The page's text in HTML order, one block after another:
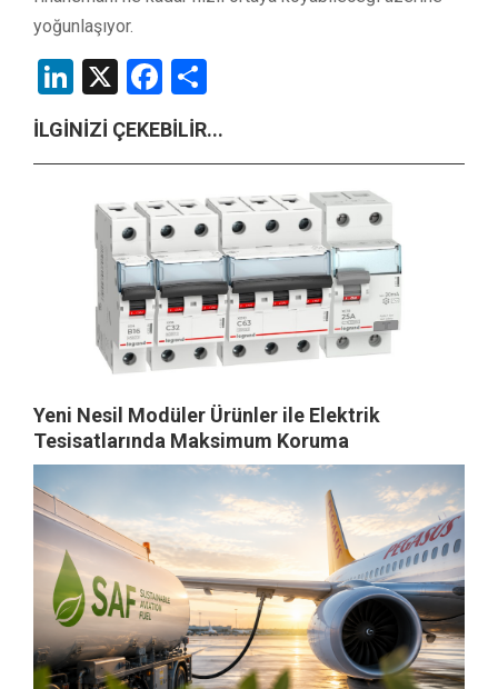
yoğunlaşıyor.
LinkedIn
X Facebook
İLGİNİZİ ÇEKEBİLİR...
Yeni Nesil Modüler Ürünler ile Elektrik
Tesisatlarında Maksimum Koruma